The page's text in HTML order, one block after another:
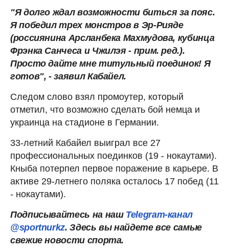
"Я долго ждал возможности биться за пояс.
Я победил трех монстров в Эр-Рияде
(россиянина Арсланбека Махмудова, кубинца
Фрэнка Санчеса и Чжилэя - прим. ред.).
Просто дайте мне титульный поединок! Я
готов", - заявил Кабайел.
Следом слово взял промоутер, который
отметил, что возможно сделать бой немца и
украинца на стадионе в Германии.
33-летний Кабайел выиграл все 27
профессиональных поединков (19 - нокаутами).
Кныба потерпел первое поражение в карьере. В
активе 29-летнего поляка осталось 17 побед (11
- нокаутами).
Подписывайтесь на наш Telegram-канал
@sportnurkz. Здесь вы найдете все самые
свежие новости спорта.